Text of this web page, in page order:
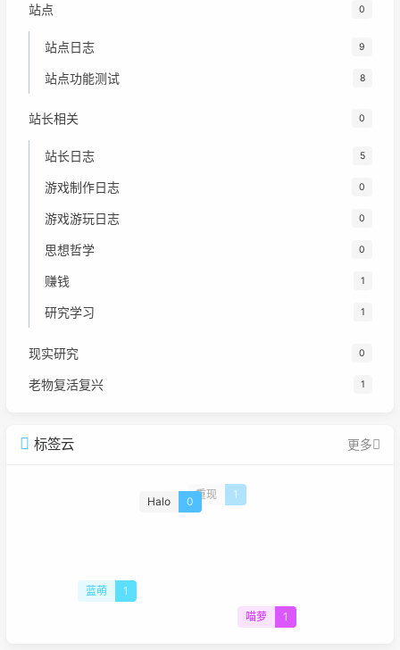
站点 0
站点日志 9
站点功能测试 8
站长相关 0
站长日志 5
游戏制作日志 0
游戏游玩日志 0
思想哲学 0
赚钱 1
研究学习 1
现实研究 0
老物复活复兴 1
标签云 更多
Halo 0
喵萝 1
重现 1
蓝萌 1